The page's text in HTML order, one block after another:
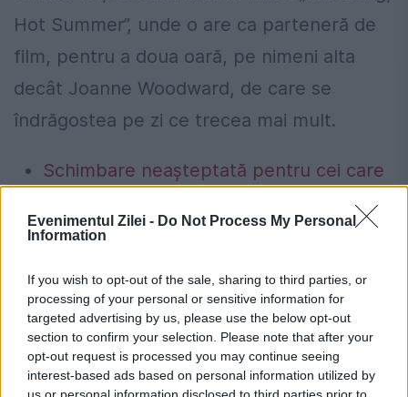
Evenimentul Zilei - Do Not Process My Personal
Information
If you wish to opt-out of the sale, sharing to third parties, or
processing of your personal or sensitive information for
targeted advertising by us, please use the below opt-out
section to confirm your selection. Please note that after your
opt-out request is processed you may continue seeing
interest-based ads based on personal information utilized by
us or personal information disclosed to third parties prior to
Hot Summer”, unde o are ca parteneră de
film, pentru a doua oară, pe nimeni alta
decât Joanne Woodward, de care se
îndrăgostea pe zi ce trecea mai mult.
Schimbare neașteptată pentru cei care
cumpără locuințe noi. Ce se întâmplă cu
TVA-ul redus după termenul-limită
care stau la bloc. Aceste sume devin
obligații pentru proprietari